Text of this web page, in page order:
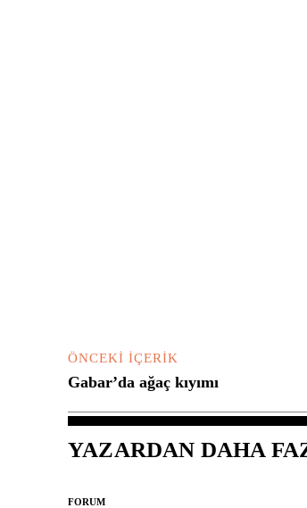
ÖNCEKI İÇERIK
Gabar’da ağaç kıyımı
YAZARDAN DAHA
FORUM